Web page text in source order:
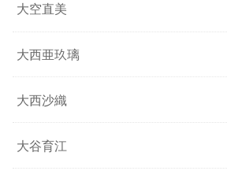
大空直美
大西亜玖璃
大西沙織
大谷育江